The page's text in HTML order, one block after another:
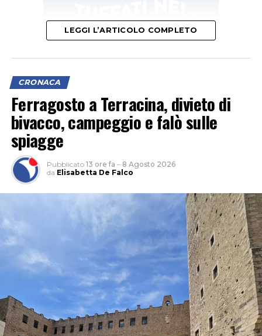
L’ipotesi è quella di un veicolo finito contro le tre auto,
il cui conducente non si sarebbe fermato dopo l’impatto
per verificare i danni né per lasciare i propri dati,
facendo perdere le proprie tracce.
LEGGI L’ARTICOLO COMPLETO
CRONACA
Ferragosto a Terracina, divieto di
bivacco, campeggio e falò sulle
spiagge
Pubblicato 13 ore fa – 8 Agosto 2026
da Elisabetta De Falco